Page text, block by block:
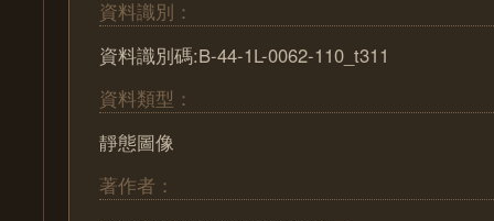
資料識別：
資料識別碼:B-44-1L-0062-110_t311
資料類型：
靜態圖像
著作者：